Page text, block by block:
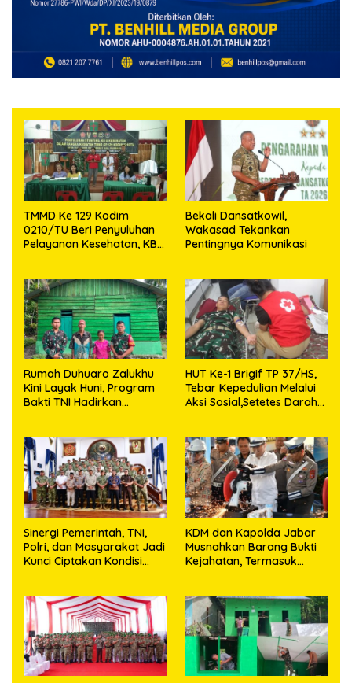
TMMD Ke 129 Kodim
0210/TU Beri Penyuluhan
Pelayanan Kesehatan, KB
Bekali Dansatkowil,
Wakasad Tekankan
Pentingnya Komunikasi
Rumah Duhuaro Zalukhu
Kini Layak Huni, Program
Bakti TNI Hadirkan
HUT Ke-1 Brigif TP 37/HS,
Tebar Kepedulian Melalui
Aksi Sosial,Setetes Darah
Sinergi Pemerintah, TNI,
Polri, dan Masyarakat Jadi
Kunci Ciptakan Kondisi
KDM dan Kapolda Jabar
Musnahkan Barang Bukti
Kejahatan, Termasuk